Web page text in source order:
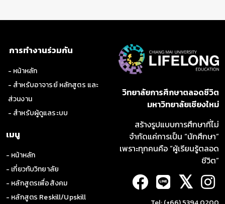
การทำงานร่วมกัน
- หน้าหลัก
- สำหรับอาจารย์ หลักสูตร และ
ส่วนงาน
- สำหรับผู้ดูแลระบบ
เมนู
- หน้าหลัก
- เกี่ยวกับวิทยาลัย
- หลักสูตรเพื่อสังคม
- หลักสูตร Reskill/Upskill
วิทยาลัยการศึกษาตลอดชีวิต
มหาวิทยาลัยเชียงใหม่
สร้างรูปแบบการศึกษาที่ไม่
จำกัดแค่การเป็น “นักศึกษา”
เพราะทุกคนคือ “ผู้เรียนรู้ตลอด
ชีวิต”
𝕏